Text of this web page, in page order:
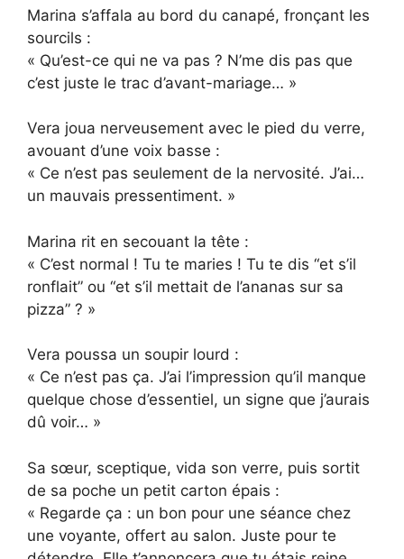
Marina s’affala au bord du canapé, fronçant les
sourcils :
« Qu’est-ce qui ne va pas ? N’me dis pas que
c’est juste le trac d’avant-mariage… »
Vera joua nerveusement avec le pied du verre,
avouant d’une voix basse :
« Ce n’est pas seulement de la nervosité. J’ai…
un mauvais pressentiment. »
Marina rit en secouant la tête :
« C’est normal ! Tu te maries ! Tu te dis “et s’il
ronflait” ou “et s’il mettait de l’ananas sur sa
pizza” ? »
Vera poussa un soupir lourd :
« Ce n’est pas ça. J’ai l’impression qu’il manque
quelque chose d’essentiel, un signe que j’aurais
dû voir… »
Sa sœur, sceptique, vida son verre, puis sortit
de sa poche un petit carton épais :
« Regarde ça : un bon pour une séance chez
une voyante, offert au salon. Juste pour te